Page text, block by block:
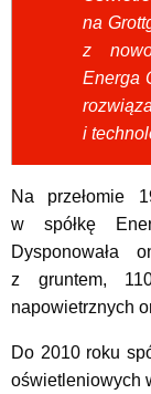
na
z
Energa
i
Na przełomie
w spółkę
Dysponowała
z gruntem,
napowietrznych
Do 2010 roku
oświetleniowych